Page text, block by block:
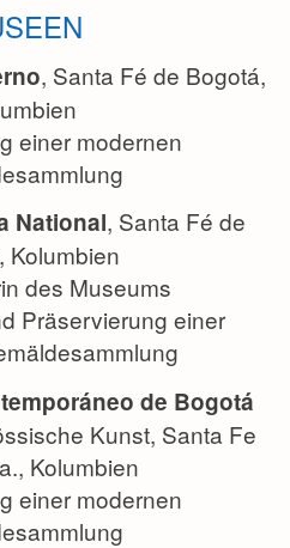
, Santa Fé de Bogotá,
einer modernen
National, Santa Fé de
Kolumbien
des Museums
Präservierung einer
de Bogotá
Kunst, Santa Fe
Kolumbien
einer modernen